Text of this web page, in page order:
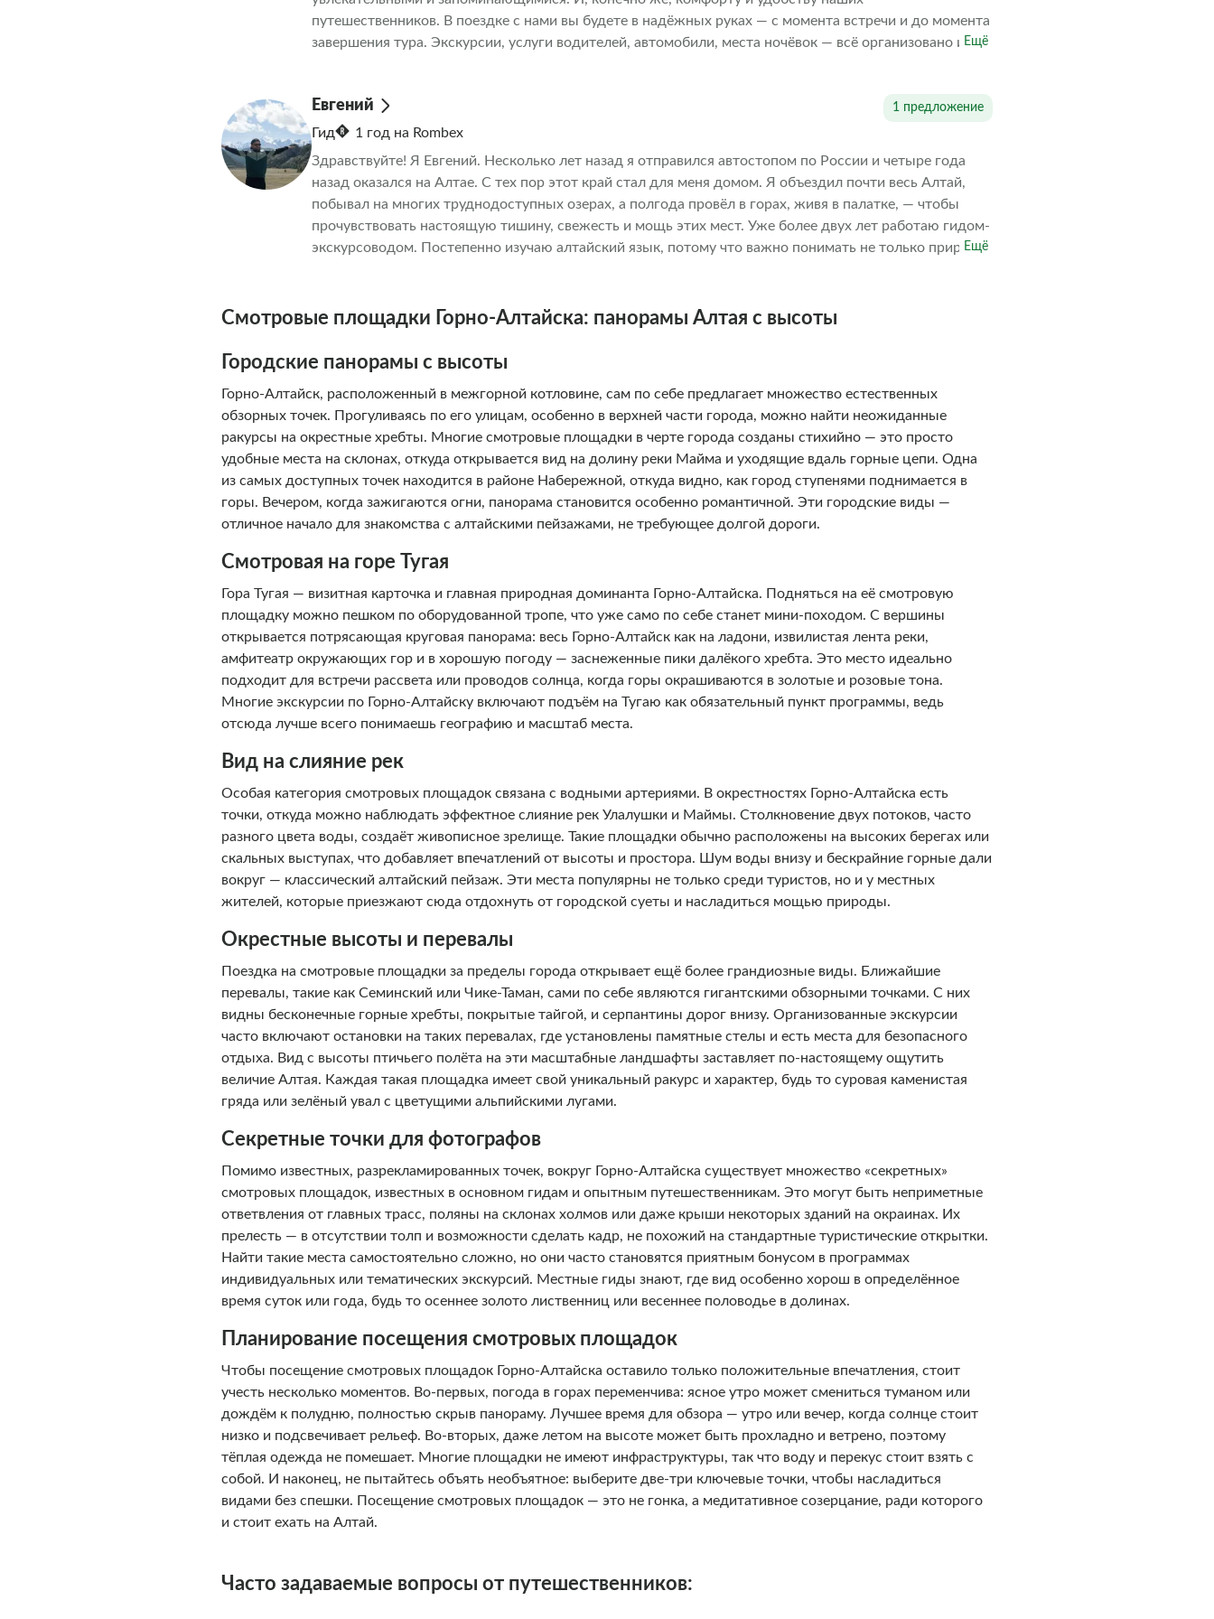
путешественников. В поездке с нами вы будете в надёжных руках — с момента встречи и до момента
завершения тура. Экскурсии, услуги водителей, автомобили, места ночёвок — всё организовано иЕщё
Евгений 1 предложение
Гид
1 год на Rombex
Здравствуйте! Я Евгений. Несколько лет назад я отправился автостопом по России и четыре года
назад оказался на Алтае. С тех пор этот край стал для меня домом. Я объездил почти весь Алтай,
побывал на многих труднодоступных озерах, а полгода провёл в горах, живя в палатке, — чтобы
прочувствовать настоящую тишину, свежесть и мощь этих мест. Уже более двух лет работаю гидом-
экскурсоводом. Постепенно изучаю алтайский язык, потому что важно понимать не только природу,
экскурсия — это возможность показать не только красоту, но и глубину этого региона. Добро
Ещё
Смотровые площадки Горно-Алтайска: панорамы Алтая с высоты
Городские панорамы с высоты
Горно-Алтайск, расположенный в межгорной котловине, сам по себе предлагает множество естественных
обзорных точек. Прогуливаясь по его улицам, особенно в верхней части города, можно найти неожиданные
ракурсы на окрестные хребты. Многие смотровые площадки в черте города созданы стихийно — это просто
удобные места на склонах, откуда открывается вид на долину реки Майма и уходящие вдаль горные цепи. Одна
из самых доступных точек находится в районе Набережной, откуда видно, как город ступенями поднимается в
горы. Вечером, когда зажигаются огни, панорама становится особенно романтичной. Эти городские виды —
отличное начало для знакомства с алтайскими пейзажами, не требующее долгой дороги.
Смотровая на горе Тугая
Гора Тугая — визитная карточка и главная природная доминанта Горно-Алтайска. Подняться на её смотровую
площадку можно пешком по оборудованной тропе, что уже само по себе станет мини-походом. С вершины
открывается потрясающая круговая панорама: весь Горно-Алтайск как на ладони, извилистая лента реки,
амфитеатр окружающих гор и в хорошую погоду — заснеженные пики далёкого хребта. Это место идеально
подходит для встречи рассвета или проводов солнца, когда горы окрашиваются в золотые и розовые тона.
Многие экскурсии по Горно-Алтайску включают подъём на Тугаю как обязательный пункт программы, ведь
отсюда лучше всего понимаешь географию и масштаб места.
Вид на слияние рек
Особая категория смотровых площадок связана с водными артериями. В окрестностях Горно-Алтайска есть
точки, откуда можно наблюдать эффектное слияние рек Улалушки и Маймы. Столкновение двух потоков, часто
разного цвета воды, создаёт живописное зрелище. Такие площадки обычно расположены на высоких берегах или
скальных выступах, что добавляет впечатлений от высоты и простора. Шум воды внизу и бескрайние горные дали
вокруг — классический алтайский пейзаж. Эти места популярны не только среди туристов, но и у местных
жителей, которые приезжают сюда отдохнуть от городской суеты и насладиться мощью природы.
Окрестные высоты и перевалы
Поездка на смотровые площадки за пределы города открывает ещё более грандиозные виды. Ближайшие
перевалы, такие как Семинский или Чике-Таман, сами по себе являются гигантскими обзорными точками. С них
видны бесконечные горные хребты, покрытые тайгой, и серпантины дорог внизу. Организованные экскурсии
часто включают остановки на таких перевалах, где установлены памятные стелы и есть места для безопасного
отдыха. Вид с высоты птичьего полёта на эти масштабные ландшафты заставляет по-настоящему ощутить
величие Алтая. Каждая такая площадка имеет свой уникальный ракурс и характер, будь то суровая каменистая
гряда или зелёный увал с цветущими альпийскими лугами.
Секретные точки для фотографов
Помимо известных, разрекламированных точек, вокруг Горно-Алтайска существует множество «секретных»
смотровых площадок, известных в основном гидам и опытным путешественникам. Это могут быть неприметные
ответвления от главных трасс, поляны на склонах холмов или даже крыши некоторых зданий на окраинах. Их
прелесть — в отсутствии толп и возможности сделать кадр, не похожий на стандартные туристические открытки.
Найти такие места самостоятельно сложно, но они часто становятся приятным бонусом в программах
индивидуальных или тематических экскурсий. Местные гиды знают, где вид особенно хорош в определённое
время суток или года, будь то осеннее золото лиственниц или весеннее половодье в долинах.
Планирование посещения смотровых площадок
Чтобы посещение смотровых площадок Горно-Алтайска оставило только положительные впечатления, стоит
учесть несколько моментов. Во-первых, погода в горах переменчива: ясное утро может смениться туманом или
дождём к полудню, полностью скрыв панораму. Лучшее время для обзора — утро или вечер, когда солнце стоит
низко и подсвечивает рельеф. Во-вторых, даже летом на высоте может быть прохладно и ветрено, поэтому
тёплая одежда не помешает. Многие площадки не имеют инфраструктуры, так что воду и перекус стоит взять с
собой. И наконец, не пытайтесь объять необъятное: выберите две-три ключевые точки, чтобы насладиться
видами без спешки. Посещение смотровых площадок — это не гонка, а медитативное созерцание, ради которого
и стоит ехать на Алтай.
Часто задаваемые вопросы от путешественников: